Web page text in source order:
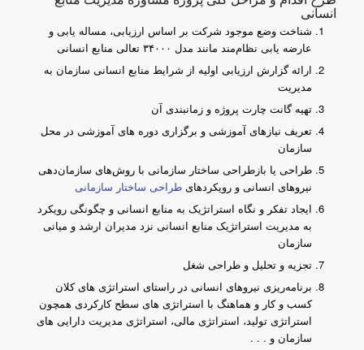
انسانی
شناخت وضع موجود شرکت بر اساس ارزیابی، مساله یابی و
عارضه یابی نظام‌مند مانند مدل ۳۴۰۰۰ تعالی منابع انسانی
ارائه گزارش ارزیابی اولیه از شرایط منابع انسانی سازمان به
مدیریت
تهیه گانت چارت پروژه و زمانبندی آن
تعریف نیازهای آموزشی و برگزاری دوره های آموزشی در محل
سازمان
طراحی یا بازطراحی ساختار سازمانی با روش‌های سازمان‌دهی
نیروهای انسانی و رویکردهای طراحی ساختار سازمانی
ایجاد تفکر و نگاه استراتژیک به منابع انسانی و چگونگی رویکرد
به مدیریت استراتژیک منابع انسانی نزد مدیران ارشد و میانی
سازمان
تجزیه و تحلیل و طراحی شغل
برنامه‌ریزی نیروهای انسانی در راستای استراتژی های کلان
کسب و کار و هماهنگ با استراتژی های سطح کارکردی همچون
استراتژی تولید، استراتژی مالی، استراتژی مدیریت دارایی های
سازمان و . . .